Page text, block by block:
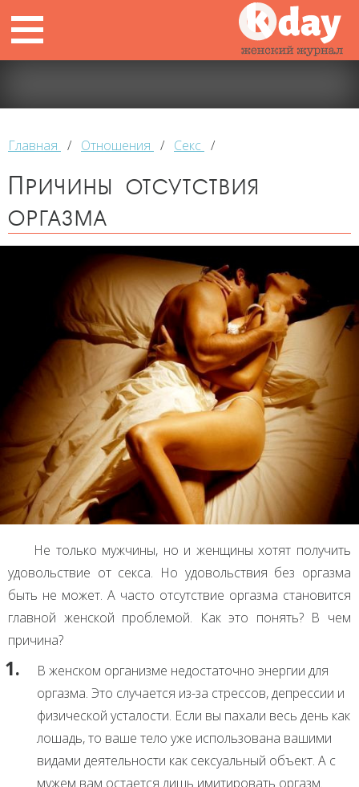
Главная / Отношения / Секс /
Причины отсутствия
оргазма
Не только мужчины, но и женщины хотят получить
удовольствие от секса. Но удовольствия без оргазма
быть не может. А часто отсутствие оргазма становится
главной женской проблемой. Как это понять? В чем
причина?
В женском организме недостаточно энергии для
оргазма. Это случается из-за стрессов, депрессии и
физической усталости. Если вы пахали весь день как
лошадь, то ваше тело уже использована вашими
видами деятельности как сексуальный объект. А с
мужем вам остается лишь имитировать оргазм.